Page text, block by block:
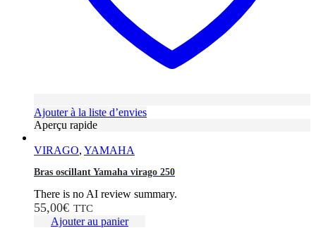
Ajouter à la liste d’envies
Aperçu rapide
VIRAGO, YAMAHA
Bras oscillant Yamaha virago 250
There is no AI review summary.
55,00€ TTC
Ajouter au panier